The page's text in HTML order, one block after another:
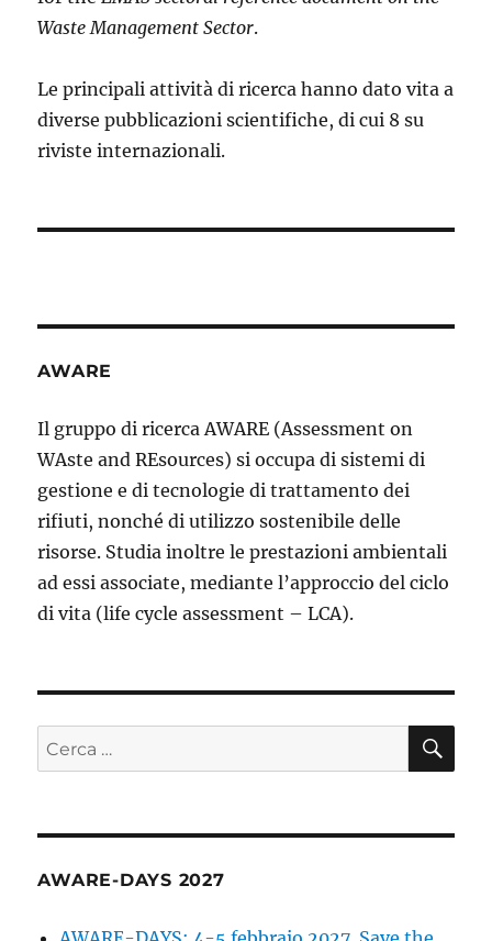
Waste Management Sector.
Le principali attività di ricerca hanno dato vita a
diverse pubblicazioni scientifiche, di cui 8 su
riviste internazionali.
AWARE
Il gruppo di ricerca AWARE (Assessment on
WAste and REsources) si occupa di sistemi di
gestione e di tecnologie di trattamento dei
rifiuti, nonché di utilizzo sostenibile delle
risorse. Studia inoltre le prestazioni ambientali
ad essi associate, mediante l’approccio del ciclo
di vita (life cycle assessment – LCA).
Cerca:
AWARE-DAYS 2027